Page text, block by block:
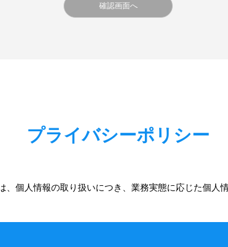
プライバシーポリシー
個人情報の取り扱いにつき、業務実態に応じた個人